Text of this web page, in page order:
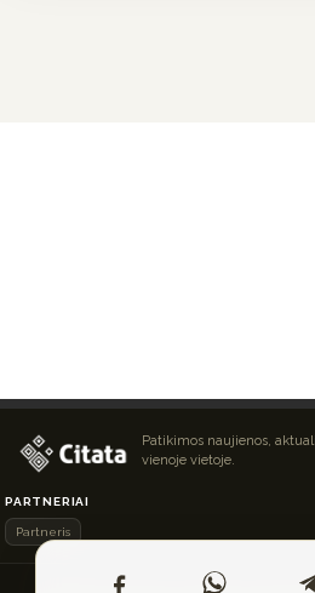
Patikimos naujienos,
vienoje vietoje.
PARTNERIAI
Partneris